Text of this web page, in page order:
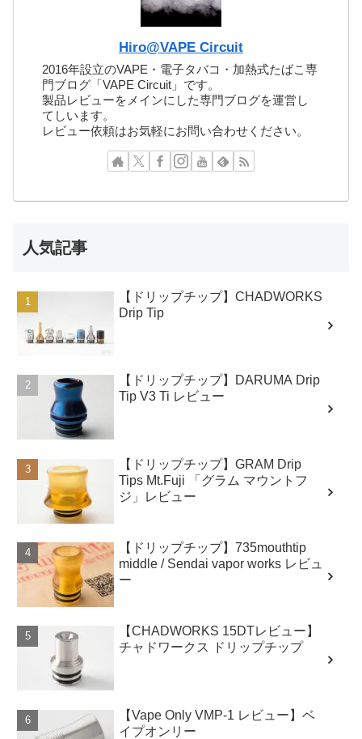
Hiro@VAPE Circuit
2016年設立のVAPE・電子タバコ・加熱式たばこ専
門ブログ「VAPE Circuit」です。
製品レビューをメインにした専門ブログを運営し
てしいます。
レビュー依頼はお気軽にお問い合わせください。
人気記事
【ドリップチップ】CHADWORKS
Drip Tip
【ドリップチップ】DARUMA Drip
Tip V3 Ti レビュー
【ドリップチップ】GRAM Drip
Tips Mt.Fuji 「グラム マウントフ
ジ」レビュー
【ドリップチップ】735mouthtip
middle / Sendai vapor works レビュ
ー
【CHADWORKS 15DTレビュー】
チャドワークス ドリップチップ
【Vape Only VMP-1 レビュー】ベ
イプオンリー